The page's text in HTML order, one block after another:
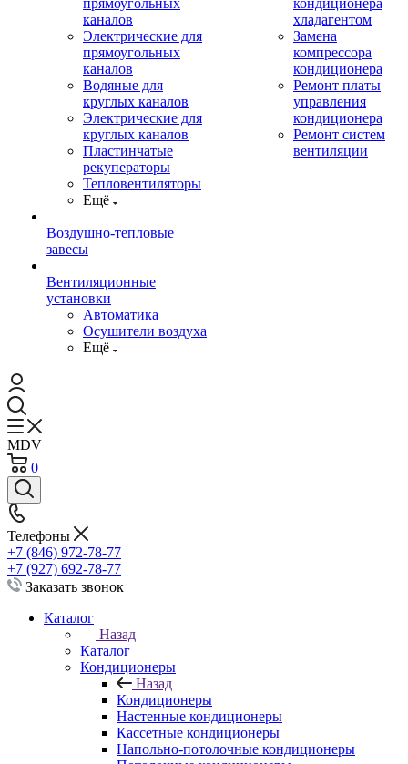
прямоугольных
каналов
Электрические для
прямоугольных
каналов
Водяные для
круглых каналов
Электрические для
круглых каналов
Пластинчатые
рекуператоры
Тепловентиляторы
Ещё
Воздушно-тепловые
завесы
Вентиляционные
установки
Автоматика
Осушители воздуха
Ещё
кондиционера
хладагентом
Замена
компрессора
кондиционера
Ремонт платы
управления
кондиционера
Ремонт систем
вентиляции
MDV
0
Телефоны
+7 (846) 972-78-77
+7 (927) 692-78-77
Заказать звонок
Каталог
Назад
Каталог
Кондиционеры
Назад
Кондиционеры
Настенные кондиционеры
Кассетные кондиционеры
Напольно-потолочные кондиционеры